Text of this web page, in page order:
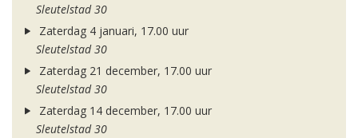
Sleutelstad 30
Zaterdag 4 januari, 17.00 uur
Sleutelstad 30
Zaterdag 21 december, 17.00 uur
Sleutelstad 30
Zaterdag 14 december, 17.00 uur
Sleutelstad 30